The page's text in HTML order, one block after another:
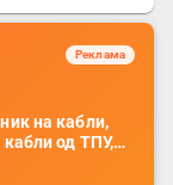
Реклама
на кабли,
од ТПУ,
без